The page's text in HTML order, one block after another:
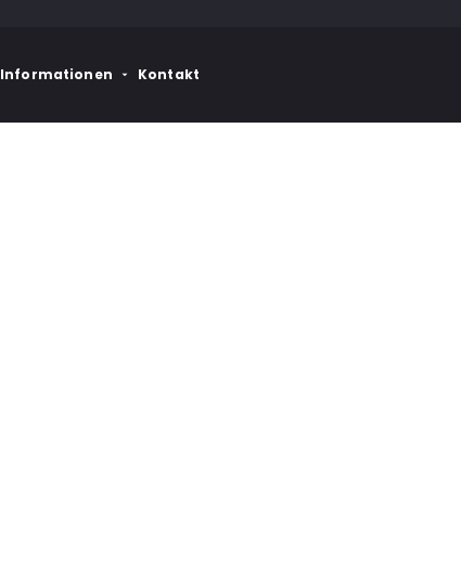
Informationen Kontakt